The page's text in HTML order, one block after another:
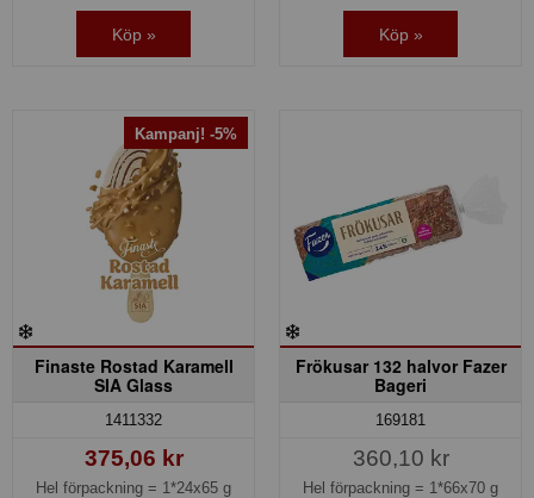
Köp » Köp »
Kampanj! -5%
Finaste Rostad Karamell
SIA Glass
1411332
375,06 kr
Hel förpackning = 1*24x65 g
Frökusar 132 halvor Fazer
Bageri
169181
360,10 kr
Hel förpackning = 1*66x70 g